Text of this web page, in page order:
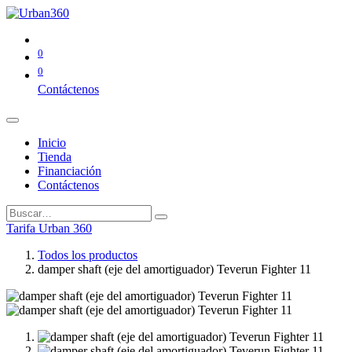
0
0
Contáctenos
Inicio
Tienda
Financiación
Contáctenos
Tarifa Urban 360
Todos los productos
damper shaft (eje del amortiguador) Teverun Fighter 11